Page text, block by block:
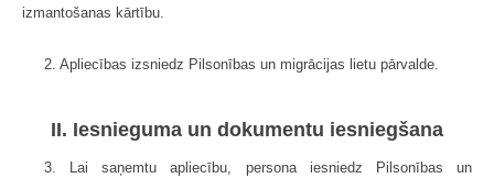
izmantošanas kārtību.
2. Apliecības izsniedz Pilsonības un migrācijas lietu pārvalde.
II. Iesnieguma un dokumentu iesniegšana
3. Lai saņemtu apliecību, persona iesniedz Pilsonības un